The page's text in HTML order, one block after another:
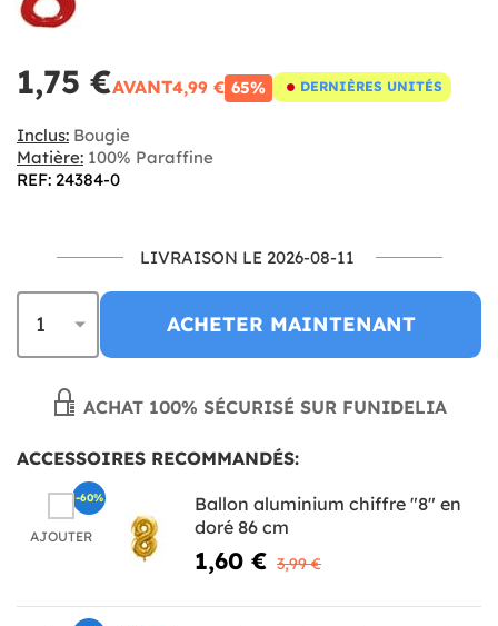
1,75 €AVANT4,99 € 65% DERNIÈRES UNITÉS
Inclus: Bougie
Matière: 100% Paraffine
REF: 24384-0
LIVRAISON LE 2026-08-11
ACHETER MAINTENANT
ACHAT 100% SÉCURISÉ SUR FUNIDELIA
ACCESSOIRES RECOMMANDÉS:
AJOUTER
Ballon aluminium chiffre "8" en
doré 86 cm
1,60 € 3,99 €
-60%